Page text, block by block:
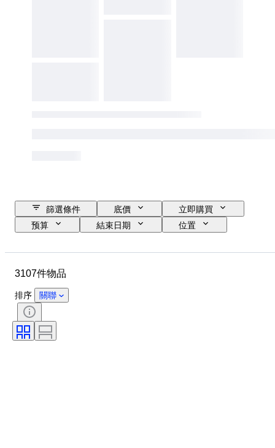
篩選條件 底價
立即購買
预算
結束日期
位置
狀態
證明
顏色
物品尺碼
Size
3107件物品
排序 關聯